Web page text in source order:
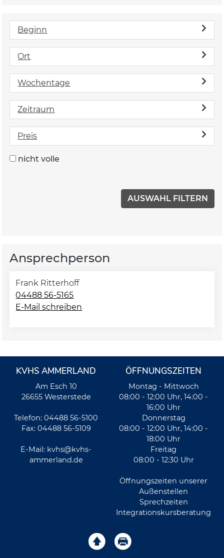
Beginn
Ort
Wochentage
Zeitraum
Preis
nicht volle
Ansprechperson
Frank Ritterhoff
04488 56-5165
E-Mail schreiben
KVHS AMMERLAND
Am Esch 10
26655 Westerstede
Telefon: 04488 56-5100
Fax: 04488 56-5109
E-Mail: kvhs@kvhs-
ammerland.de
ÖFFNUNGSZEITEN
Montag - Mittwoch
08:00 - 12:00 Uhr, 14:00 -
16:00 Uhr
Donnerstag
08:00 - 12:00 Uhr, 14:00 -
18:00 Uhr
Freitag
08:00 - 12:30 Uhr
Öffnungszeiten unserer
Außenstellen
Sprechzeiten
Integrationskursberatung